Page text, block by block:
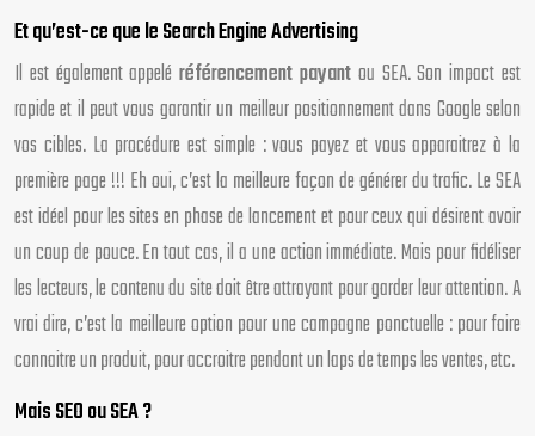
Et qu’est-ce que le Search Engine Advertising
Il est également appeléréférencement payant ou SEA. Son impact est
rapide et il peut vous garantir un meilleur positionnement dans Google selon
vos cibles. La procédure est simple : vous payez et vous apparaitrez à la
première page !!! Eh oui, c’est la meilleure façon de générer du trafic. Le SEA
est idéel pour les sites en phase de lancement et pour ceux qui désirent avoir
un coup de pouce. En tout cas, il a une action immédiate. Mais pour fidéliser
les lecteurs, le contenu du site doit être attrayant pour garder leur attention. A
vrai dire, c’est la meilleure option pour une campagne ponctuelle : pour faire
connaitre un produit, pour accroitre pendant un laps de temps les ventes, etc.
Mais SEO ou SEA ?